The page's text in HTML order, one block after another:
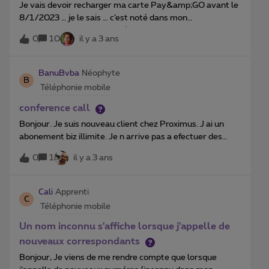
coup à 9€ ? Il faut obligatoirement faire un abonnement
à part pour ca et pas possible de le mettre en pack
(histoire d’économiser qlq euros :p) ? Merci d’avance à qui
Je vais devoir recharger ma carte Pay&amp;GO avant le
8/1/2023 … je le sais … c’est noté dans mon
agenda.Comment puis-je désactiver ces rappels par SMS
qui sont envoyés (apparemment) ***chaque jour*** ?
fonctionnalités … Dans “gérer mes alertes ...” … plus un
chat … Peut-on y avoir accès via “Devenir
administrateur” ? Plus d’info → Oops !!!
0 10 il y a 3 ans
B
BanuBvba Néophyte
Téléphonie mobile
conference call
Bonjour. Je suis nouveau client chez Proximus. J ai un
abonement biz illimite. Je n arrive pas a efectuer des
conference telephonique. J ai recu aujourd hui le message
que l option a ete active j ai coupe puis rallume le gsm et
04********21
0 1 il y a 3 ans
C
Cali Apprenti
Téléphonie mobile
Un nom inconnu s'affiche lorsque j'appelle de
nouveaux correspondants
Bonjour, Je viens de me rendre compte que lorsque